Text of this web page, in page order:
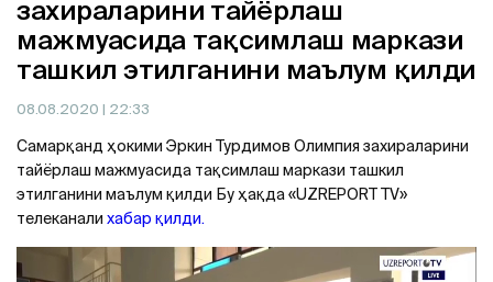
захираларини тайёрлаш
мажмуасида тақсимлаш маркази
ташкил этилганини маълум қилди
08.08.2020 | 22:33
Самарқанд ҳокими Эркин Турдимов Олимпия захираларини
тайёрлаш мажмуасида тақсимлаш маркази ташкил
этилганини маълум қилди Бу ҳақда «UZREPORT TV»
телеканали хабар қилди.